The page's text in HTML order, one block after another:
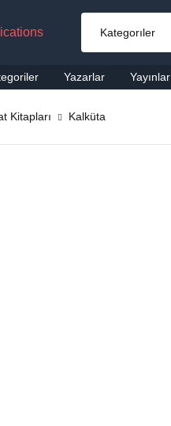
Yazarlar Yayınlar
Kitapları Kalküta